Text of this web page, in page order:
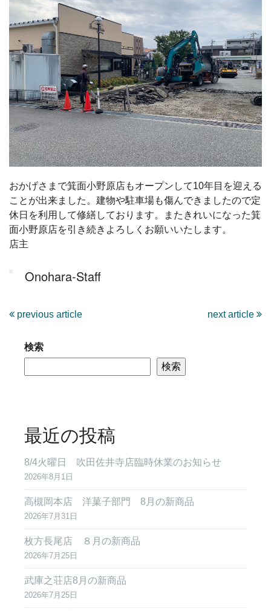
おかげさまで箕面小野原店もオープンして10年目を迎える
ことが出来ました。建物や駐車場も傷んできましたので定
休日を利用して修繕しております。またきれいになった箕
面小野原店を引き続きよろしくお願いいたします。
店主
Onohara-Staff
previous article next article
検索
検索
最近の投稿
8/4火曜日 吹田佐井寺店臨時休業のお知らせ
2026年8月1日
高槻岡本店 洋菓子部門 8月の新商品
2026年7月31日
枚方長尾店 ８月の新商品
2026年7月25日
武庫之荘店8月の新商品
2026年7月25日